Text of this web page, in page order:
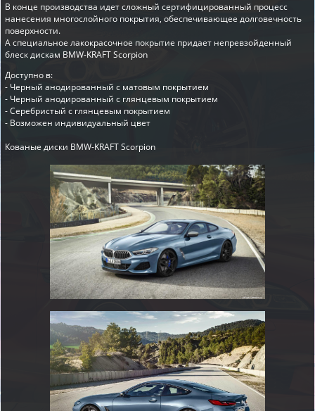
В конце производства идет сложный сертифицированный процесс
нанесения многослойного покрытия, обеспечивающее долговечность
поверхности.
А специальное лакокрасочное покрытие придает непревзойденный
блеск дискам BMW-KRAFT Scorpion
Доступно в:
- Черный анодированный с матовым покрытием
- Черный анодированный с глянцевым покрытием
- Серебристый с глянцевым покрытием
- Возможен индивидуальный цвет
Кованые диски BMW-KRAFT Scorpion